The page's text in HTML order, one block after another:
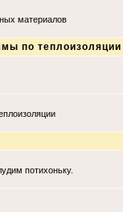
материалов
по теплоизоляции
потихоньку.